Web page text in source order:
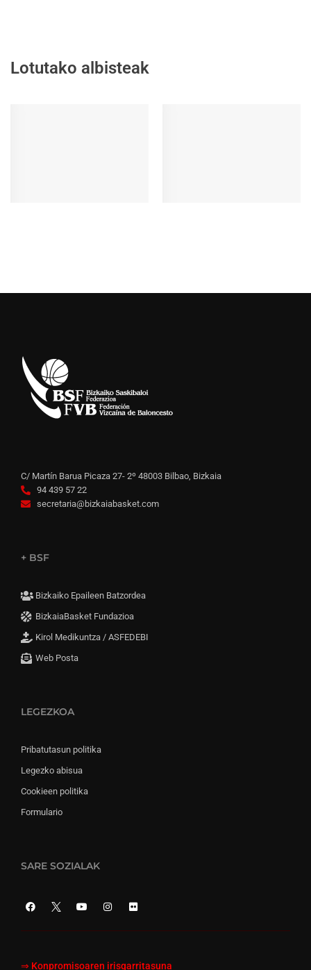
Lotutako albisteak
C/ Martín Barua Picaza 27- 2º 48003 Bilbao, Bizkaia
94 439 57 22
secretaria@bizkaiabasket.com
+ BSF
Bizkaiko Epaileen Batzordea
BizkaiaBasket Fundazioa
Kirol Medikuntza / ASFEDEBI
Web Posta
LEGEZKOA
Pribatutasun politika
Legezko abisua
Cookieen politika
Formulario
SARE SOZIALAK
⇒ Konpromisoaren irisgarritasuna